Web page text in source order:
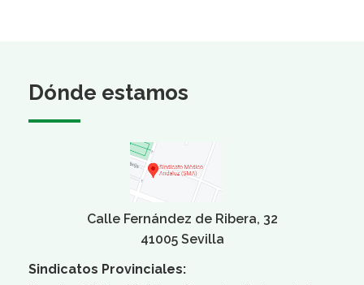
Dónde estamos
Calle Fernández de Ribera, 32
41005 Sevilla
Sindicatos Provinciales: